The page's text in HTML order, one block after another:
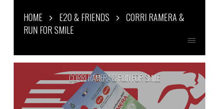
HOME E20 & FRIENDS
CORRI RAMERA &
RUN FOR SMILE
CORRI RAMERA & RUN FOR SMILE